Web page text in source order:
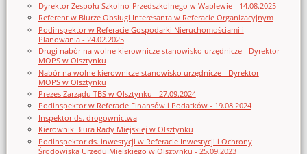
Dyrektor Zespołu Szkolno-Przedszkolnego w Waplewie - 14.08.2025
Referent w Biurze Obsługi Interesanta w Referacie Organizacyjnym
Podinspektor w Referacie Gospodarki Nieruchomościami i
Planowania - 24.02.2025
Drugi nabór na wolne kierownicze stanowisko urzędnicze - Dyrektor
MOPS w Olsztynku
Nabór na wolne kierownicze stanowisko urzędnicze - Dyrektor
MOPS w Olsztynku
Prezes Zarządu TBS w Olsztynku - 27.09.2024
Podinspektor w Referacie Finansów i Podatków - 19.08.2024
Inspektor ds. drogownictwa
Kierownik Biura Rady Miejskiej w Olsztynku
Podinspektor ds. inwestycji w Referacie Inwestycji i Ochrony
Środowiska Urzędu Miejskiego w Olsztynku - 25.09.2023